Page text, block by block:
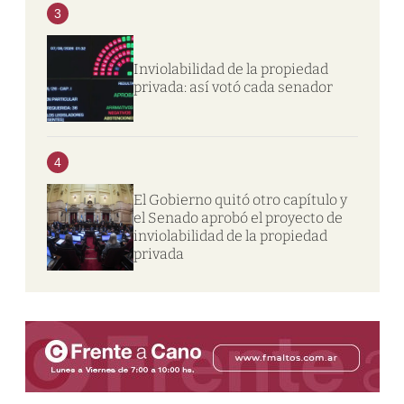
3
Inviolabilidad de la propiedad
privada: así votó cada senador
4
El Gobierno quitó otro capítulo y
el Senado aprobó el proyecto de
inviolabilidad de la propiedad
privada